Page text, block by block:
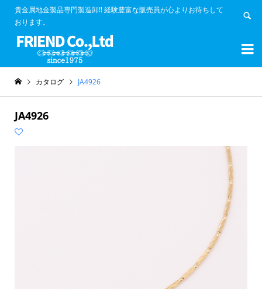
貴金属地金製品専門製造卸!! 経験豊富な販売員が心よりお待ちして
おります。


カタログ JA4926
JA4926